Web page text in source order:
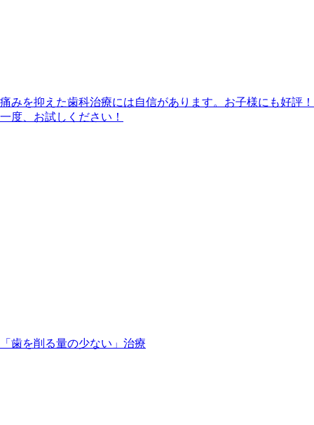
痛みを抑えた歯科治療には自信があります。お子様にも好評！
一度、お試しください！
「歯を削る量の少ない」治療